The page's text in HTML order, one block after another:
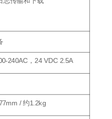
240AC，24 VDC 2.5A
/ 约1.2kg